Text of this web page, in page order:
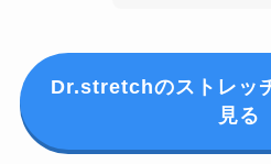
Dr.stretchのストレッ
見る